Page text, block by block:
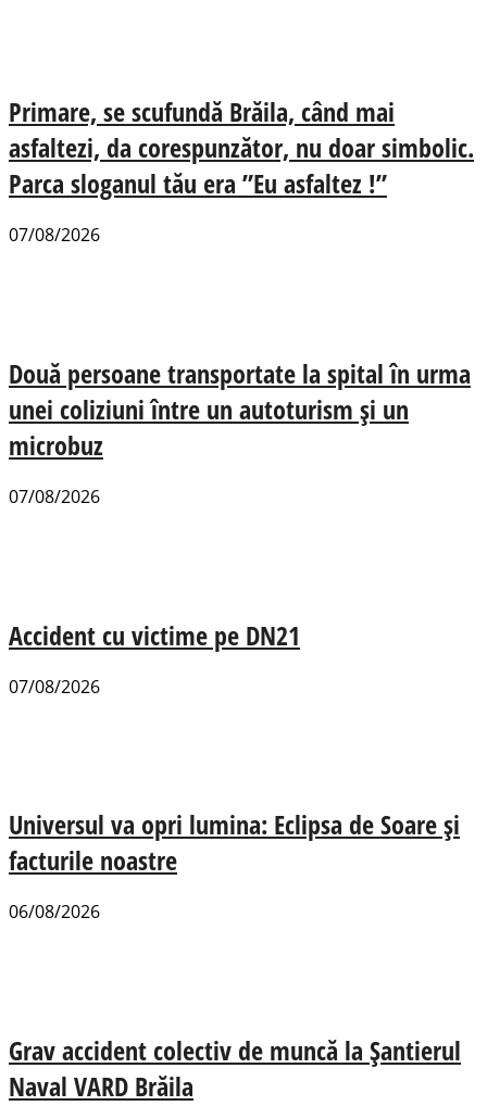
Primare, se scufundă Brăila, când mai
asfaltezi, da corespunzător, nu doar simbolic.
Parca sloganul tău era ”Eu asfaltez !”
07/08/2026
Două persoane transportate la spital în urma
unei coliziuni între un autoturism și un
microbuz
07/08/2026
Accident cu victime pe DN21
07/08/2026
Universul va opri lumina: Eclipsa de Soare și
facturile noastre
06/08/2026
Grav accident colectiv de muncă la Șantierul
Naval VARD Brăila